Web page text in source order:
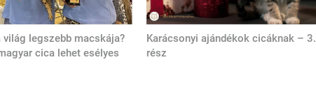
világ legszebb macskája?
cica lehet esélyes
Karácsonyi ajándékok cicáknak – 3.
rész